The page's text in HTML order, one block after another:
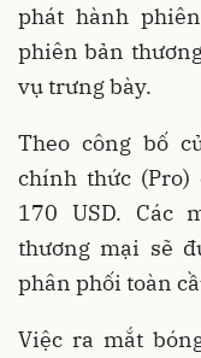
phát hành
phiên bản
vụ trưng bày.
Theo công bố
chính thức (Pro)
170 USD. Các
thương mại sẽ
phân phối toàn
Việc ra mắt